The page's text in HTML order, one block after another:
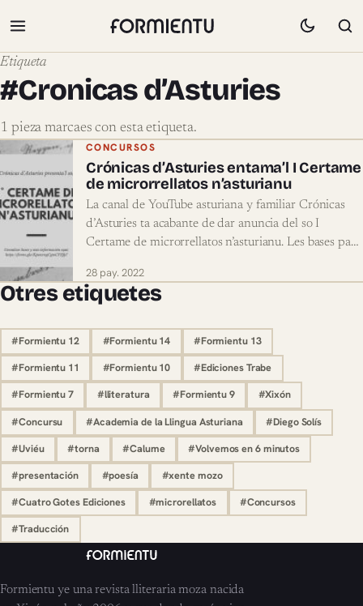
Etiqueta
#Cronicas d’Asturies
1 pieza marcaes con esta etiqueta.
Pieces marcaes con #Cronicas
CONCURSOS
Crónicas d’Asturies entama’l I Certame
de microrrellatos n’asturianu
La canal de YouTube asturiana y familiar Crónicas
d’Asturies ta acabante de dar anuncia del so I
Certame de microrrellatos n’asturianu. Les bases pa…
28 pay. 2022
Otres etiquetes
#Formientu 12 #Formientu 14 #Formientu 13
#Formientu 11 #Formientu 10 #Ediciones Trabe
#Formientu 7 #lliteratura #Formientu 9 #Xixón
#Concursu #Academia de la Llingua Asturiana #Diego Solís
#Uviéu #torna #Calume #Volvemos en 6 minutos
#presentación #poesía #xente mozo
#Cuatro Gotes Ediciones #microrellatos #Concursos
#Traducción
Formientu ye una revista lliteraria moza nacida